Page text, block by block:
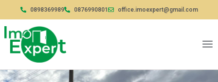
0898369989 0876990801 office.imoexpert@gmail.com